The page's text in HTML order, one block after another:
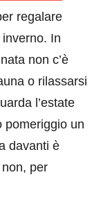
regalare
In
non c’è
o rilassarsi
l’estate
pomeriggio un
davanti è
per